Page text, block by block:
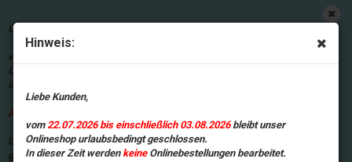
Hinweis:
Liebe Kunden,
vom22.07.2026 bis einschließlich 03.08.2026bleibt unser
Onlineshop urlaubsbedingt geschlossen.
In dieser Zeit werdenkeine Onlinebestellungen bearbeitet.
Liebe Kunden,
vom
Onlineshop urlaubsbedingt geschlossen.
In dieser Zeit werden
Ab dem 04.08.2026 sind wir wie gewohnt für Sie da.
Unser Ladenlokal ist vom27.07.2026 bis zum 02.08.2026
geschlossen
dieser Website zu analysieren.
Informationen zur Nutzung unserer
Website werden daher an Google
übermittelt. Mit der Nutzung unserer
Website erklären Sie sich damit
einverstanden, dass wir Cookies